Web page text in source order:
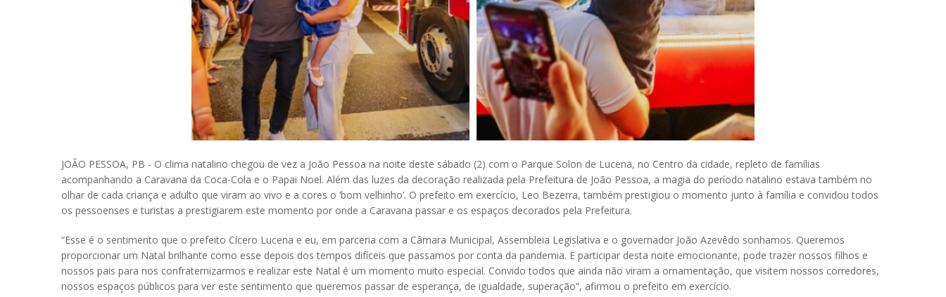
JOÃO PESSOA, PB - O clima natalino chegou de vez a João Pessoa na noite deste sábado (2) com o Parque Solon de Lucena, no Centro da cidade, repleto de famílias
acompanhando a Caravana da Coca-Cola e o Papai Noel. Além das luzes da decoração realizada pela Prefeitura de João Pessoa, a magia do período natalino estava também no
olhar de cada criança e adulto que viram ao vivo e a cores o ‘bom velhinho’. O prefeito em exercício, Leo Bezerra, também prestigiou o momento junto à família e convidou todos
os pessoenses e turistas a prestigiarem este momento por onde a Caravana passar e os espaços decorados pela Prefeitura.
“Esse é o sentimento que o prefeito Cícero Lucena e eu, em parceria com a Câmara Municipal, Assembleia Legislativa e o governador João Azevêdo sonhamos. Queremos
proporcionar um Natal brilhante como esse depois dos tempos difíceis que passamos por conta da pandemia. E participar desta noite emocionante, pode trazer nossos filhos e
nossos pais para nos confraternizarmos e realizar este Natal é um momento muito especial. Convido todos que ainda não viram a ornamentação, que visitem nossos corredores,
nossos espaços públicos para ver este sentimento que queremos passar de esperança, de igualdade, superação”, afirmou o prefeito em exercício.